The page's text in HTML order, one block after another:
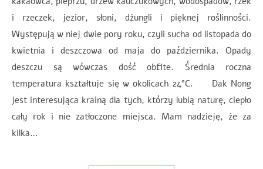
i rzeczek, jezior, słoni, dżungli i pięknej roślinności.
Występują w niej dwie pory roku, czyli sucha od listopada do
kwietnia i deszczowa od maja do października. Opady
deszczu są wówczas dość obfite. Średnia roczna
temperatura kształtuje się w okolicach 24°C. Dak Nong
jest interesująca krainą dla tych, którzy lubią naturę, ciepło
cały rok i nie zatłoczone miejsca. Mam nadzieję, że za
kilka…